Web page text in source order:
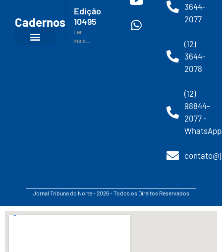
Cadernos
Edição
10495
Ler
mais...
3644-
2077
(12)
3644-
2078
(12)
98844-
2077 -
WhatsApp
Jornal Tribuna do Norte - 2026 - Todos os Direitos Reservados